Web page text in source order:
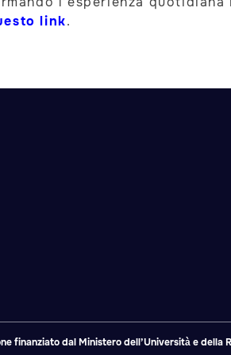
link.
finanziato dal Ministero dell’Università e della